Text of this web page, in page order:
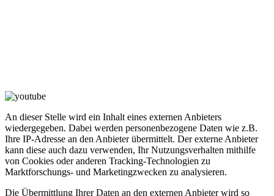
An dieser Stelle wird ein Inhalt eines externen Anbieters
wiedergegeben. Dabei werden personenbezogene Daten wie z.B.
Ihre IP-Adresse an den Anbieter übermittelt. Der externe Anbieter
kann diese auch dazu verwenden, Ihr Nutzungsverhalten mithilfe
von Cookies oder anderen Tracking-Technologien zu
Marktforschungs- und Marketingzwecken zu analysieren.
Die Übermittlung Ihrer Daten an den externen Anbieter wird so